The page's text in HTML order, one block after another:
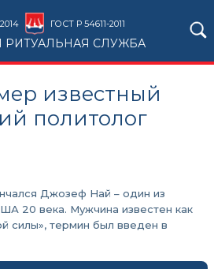
ГОСТ Р 54611-2011
РИТУАЛЬНАЯ СЛУЖБА
известный
политолог
Джозеф Най – один из
20 века. Мужчина известен как
силы», термин был введен в